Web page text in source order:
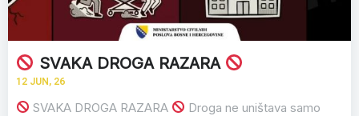
SVAKA DROGA RAZARA
12 JUN, 26
SVAKA DROGA RAZARA
Droga ne uništava samo